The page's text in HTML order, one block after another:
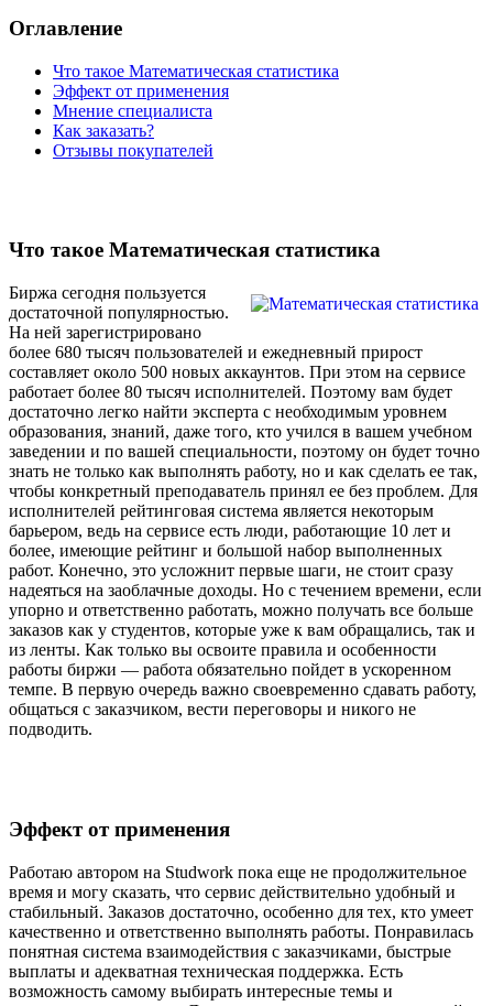
Оглавление
Что такое Математическая статистика
Эффект от применения
Мнение специалиста
Как заказать?
Отзывы покупателей
Что такое Математическая статистика
Биржа сегодня пользуется
достаточной популярностью.
На ней зарегистрировано
более 680 тысяч пользователей и ежедневный прирост
составляет около 500 новых аккаунтов. При этом на сервисе
работает более 80 тысяч исполнителей. Поэтому вам будет
достаточно легко найти эксперта с необходимым уровнем
образования, знаний, даже того, кто учился в вашем учебном
заведении и по вашей специальности, поэтому он будет точно
знать не только как выполнять работу, но и как сделать ее так,
чтобы конкретный преподаватель принял ее без проблем. Для
исполнителей рейтинговая система является некоторым
барьером, ведь на сервисе есть люди, работающие 10 лет и
более, имеющие рейтинг и большой набор выполненных
работ. Конечно, это усложнит первые шаги, не стоит сразу
надеяться на заоблачные доходы. Но с течением времени, если
упорно и ответственно работать, можно получать все больше
заказов как у студентов, которые уже к вам обращались, так и
из ленты. Как только вы освоите правила и особенности
работы биржи — работа обязательно пойдет в ускоренном
темпе. В первую очередь важно своевременно сдавать работу,
общаться с заказчиком, вести переговоры и никого не
подводить.
Эффект от применения
Работаю автором на Studwork пока еще не продолжительное
время и могу сказать, что сервис действительно удобный и
стабильный. Заказов достаточно, особенно для тех, кто умеет
качественно и ответственно выполнять работы. Понравилась
понятная система взаимодействия с заказчиками, быстрые
выплаты и адекватная техническая поддержка. Есть
возможность самому выбирать интересные темы и